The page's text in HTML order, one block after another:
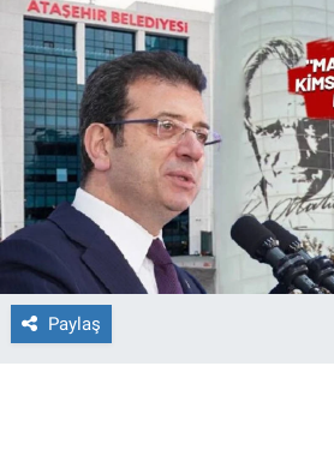
Paylaş
Ekonomi
Forum
Gerçeğin İzinde
Gün Başlıyor
Gün Bitiyor
Gün Ortası